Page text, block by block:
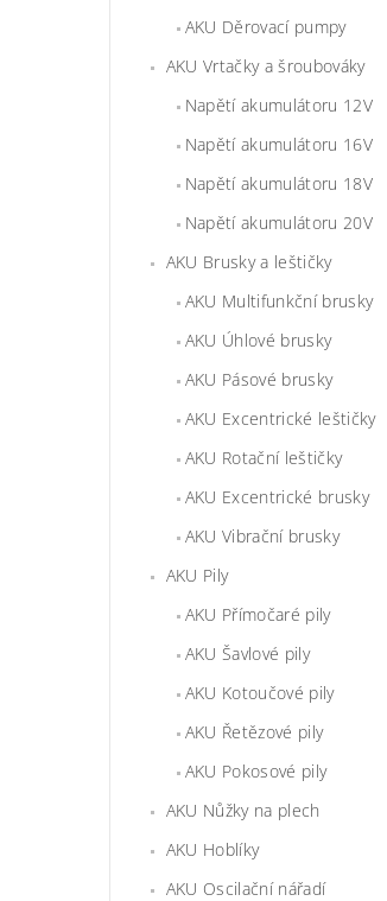
AKU Děrovací pumpy
AKU Vrtačky a šroubováky
Napětí akumulátoru 12V
Napětí akumulátoru 16V
Napětí akumulátoru 18V
Napětí akumulátoru 20V
AKU Brusky a leštičky
AKU Multifunkční brusky
AKU Úhlové brusky
AKU Pásové brusky
AKU Excentrické leštičky
AKU Rotační leštičky
AKU Excentrické brusky
AKU Vibrační brusky
AKU Pily
AKU Přímočaré pily
AKU Šavlové pily
AKU Kotoučové pily
AKU Řetězové pily
AKU Pokosové pily
AKU Nůžky na plech
AKU Hoblíky
AKU Oscilační nářadí